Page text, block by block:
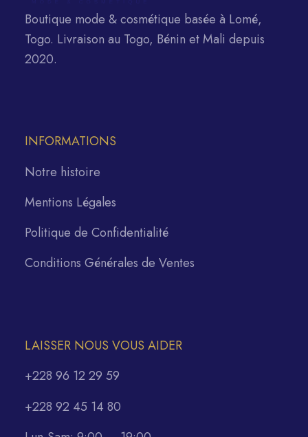
Boutique mode & cosmétique basée à Lomé,
Togo. Livraison au Togo, Bénin et Mali depuis
2020.
INFORMATIONS
Notre histoire
Mentions Légales
Politique de Confidentialité
Conditions Générales de Ventes
LAISSER NOUS VOUS AIDER
+228 96 12 29 59
+228 92 45 14 80